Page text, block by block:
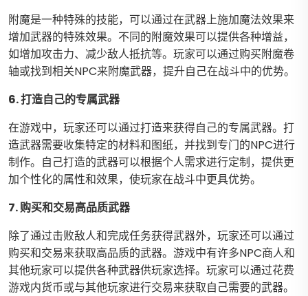
附魔是一种特殊的技能，可以通过在武器上施加魔法效果来
增加武器的特殊效果。不同的附魔效果可以提供各种增益，
如增加攻击力、减少敌人抵抗等。玩家可以通过购买附魔卷
轴或找到相关NPC来附魔武器，提升自己在战斗中的优势。
6. 打造自己的专属武器
在游戏中，玩家还可以通过打造来获得自己的专属武器。打
造武器需要收集特定的材料和图纸，并找到专门的NPC进行
制作。自己打造的武器可以根据个人需求进行定制，提供更
加个性化的属性和效果，使玩家在战斗中更具优势。
7. 购买和交易高品质武器
除了通过击败敌人和完成任务获得武器外，玩家还可以通过
购买和交易来获取高品质的武器。游戏中有许多NPC商人和
其他玩家可以提供各种武器供玩家选择。玩家可以通过花费
游戏内货币或与其他玩家进行交易来获取自己需要的武器。